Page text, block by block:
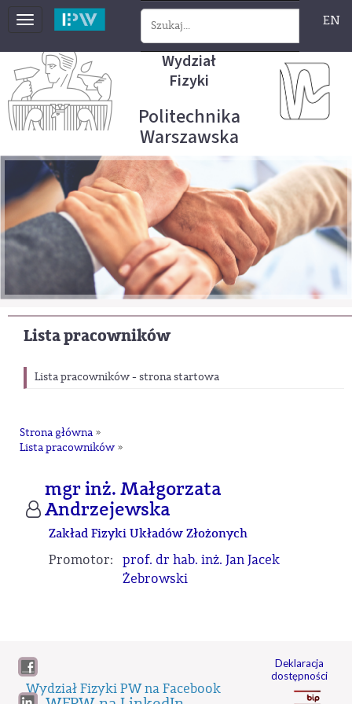
Toggle
EN
Wydział
Fizyki
Politechnika
Warszawska
Lista pracowników
Lista pracowników - strona startowa
Strona główna »
Lista pracowników »
mgr inż. Małgorzata
Andrzejewska
Zakład Fizyki Układów Złożonych
Promotor: prof. dr hab. inż. Jan Jacek
Żebrowski
Wydział Fizyki PW na Facebook
Deklaracja
dostępności